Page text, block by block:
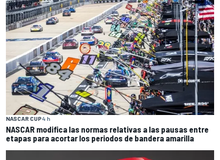
NASCAR CUP4 h
NASCAR modifica las normas relativas a las pausas entre
etapas para acortar los periodos de bandera amarilla